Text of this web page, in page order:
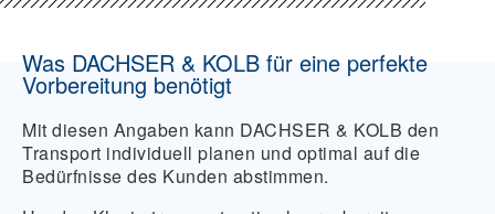
Was DACHSER & KOLB für eine perfekte
Vorbereitung benötigt
Mit diesen Angaben kann DACHSER & KOLB den
Transport individuell planen und optimal auf die
Bedürfnisse des Kunden abstimmen.